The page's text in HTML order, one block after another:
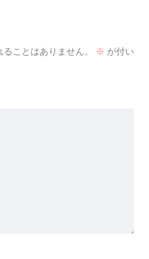
ことはありません。 ※ が付い